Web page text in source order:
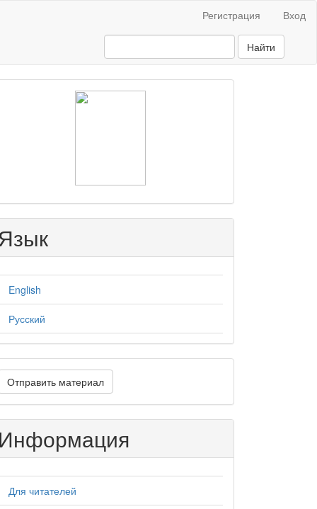
Регистрация Вход
Найти
English
Русский
Отправить материал
Информация
Для читателей